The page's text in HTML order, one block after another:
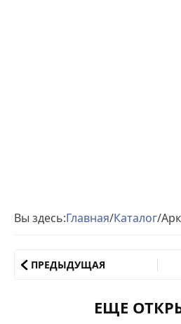
Вы здесь:Главная/Каталог/
ПРЕДЫДУЩАЯ
ЕЩЕ